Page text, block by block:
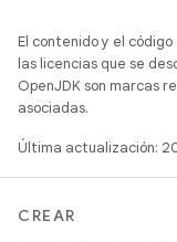
El contenido y el
las licencias que se
OpenJDK son marcas
asociadas.
Última actualización:
CREAR